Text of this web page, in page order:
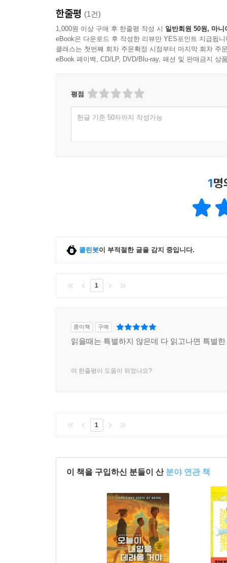
한줄평 (1건)
1,000원 이상 구매 후 한줄평 작성 시 일반회원 50원, 마니
eBook은 다운로드 후 작성한 리뷰만 YES포인트 지급됩니
클래스는 첫번째 회차 주문확정 시점부터 마지막 회차 주
eBook 페이백, CD/LP, DVD/Blu-ray, 패션 및 판매금지 상
평점
한글 기준 50자까지 작성가능
1명
클린봇이 부적절한 글을 감지 중입니다.
1
종이책 구매
읽을때는 특별하지 않은데 다 읽고나면 특별
이 한줄평이 도움이 되었나요?
1
이 책을 구입하신 분들이 산 분야 연관 책